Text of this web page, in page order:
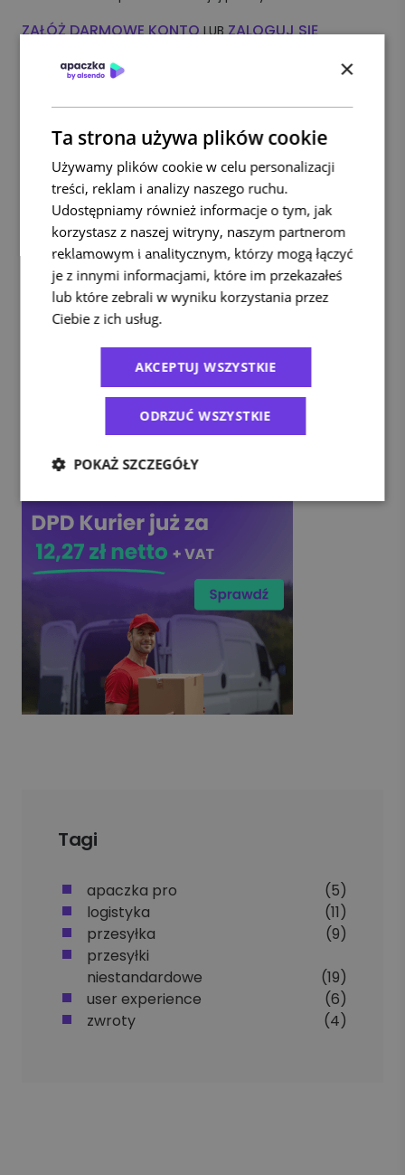
ZAŁÓŻ DARMOWE KONTOLUBZALOGUJ SIĘ
Kategorie
Bez kategorii
E-commerce
(94)
Ekologia
(29)
Porady
(181)
Przesyłki zagraniczne
(48)
Raporty
(5)
Usługi kurierskie
(41)
Tagi
apaczka pro
(5)
logistyka
(11)
przesyłka
(9)
przesyłki
niestandardowe
(19)
user experience
(6)
zwroty
(4)
×
Ta strona używa plików cookie
Używamy plików cookie w celu personalizacji
treści, reklam i analizy naszego ruchu.
Udostępniamy również informacje o tym, jak
korzystasz z naszej witryny, naszym partnerom
reklamowym i analitycznym, którzy mogą łączyć
je z innymi informacjami, które im przekazałeś
lub które zebrali w wyniku korzystania przez
Ciebie z ich usług.
AKCEPTUJ WSZYSTKIE
ODRZUĆ WSZYSTKIE
POKAŻ SZCZEGÓŁY